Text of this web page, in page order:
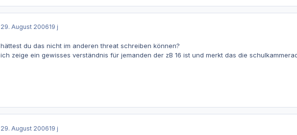
29. August 200619 j
hättest du das nicht im anderen threat schreiben können?
ich zeige ein gewisses verständnis für jemanden der zB 16 ist und merkt das die
29. August 200619 j